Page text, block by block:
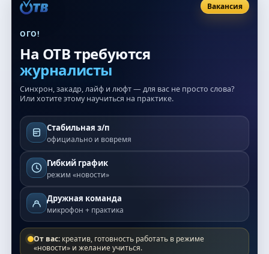
Вакансия
ОГО!
На ОТВ требуются
журналисты
Синхрон, закадр, лайф и люфт — для вас не просто слова?
Или хотите этому научиться на практике.
Стабильная з/п
официально и вовремя
Гибкий график
режим «новости»
Дружная команда
микрофон + практика
От вас: креатив, готовность работать в режиме
«новости» и желание учиться.